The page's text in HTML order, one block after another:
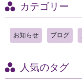
カテゴリー
お知らせ ブログ
人気のタグ